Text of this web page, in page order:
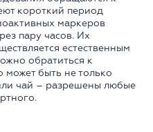
короткий период
маркеров
пару часов. Их
естественным
обратиться к
может быть не только
чай – разрешены любые